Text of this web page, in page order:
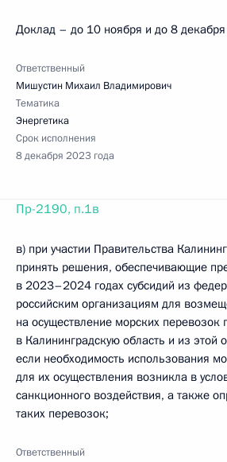
Доклад – до 10 ноября и до 8
Ответственный
Мишустин Михаил Владимирович
Тематика
Энергетика
Срок исполнения
8 декабря 2023 года
Пр-2190, п.1в
в) при участии Правительства
принять решения, обеспечивающие
в 2023–2024 годах субсидий из
российским организациям для
на осуществление морских перевозок
в Калининградскую область и из этой
если необходимость использования
для их осуществления возникла в
санкционного воздействия, а также
таких перевозок;
Ответственный